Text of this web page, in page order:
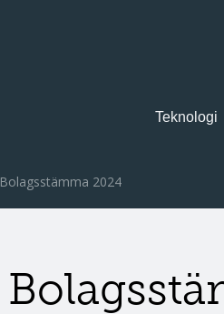
Teknologi
Bolagsstämma 2024